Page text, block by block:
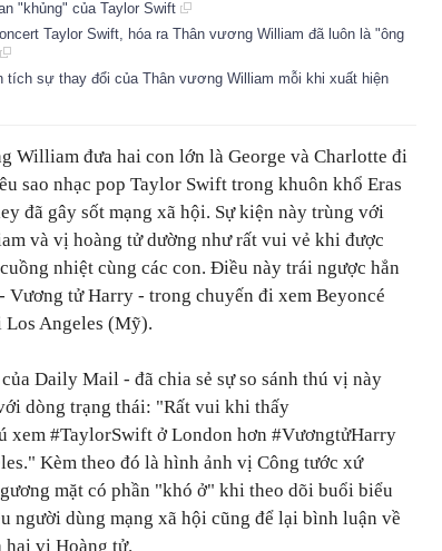
"khủng" của Taylor Swift
Taylor Swift, hóa ra Thân vương William đã luôn là "ông
tích sự thay đổi của Thân vương William mỗi khi xuất hiện
William đưa hai con lớn là George và Charlotte đi
sao nhạc pop Taylor Swift trong khuôn khổ Eras
đã gây sốt mạng xã hội. Sự kiện này trùng với
và vị hoàng tử dường như rất vui vẻ khi được
nhiệt cùng các con. Điều này trái ngược hẳn
Vương tử Harry - trong chuyến đi xem Beyoncé
Los Angeles (Mỹ).
Daily Mail - đã chia sẻ sự so sánh thú vị này
dòng trạng thái: "Rất vui khi thấy
xem #TaylorSwift ở London hơn #VươngtửHarry
Kèm theo đó là hình ảnh vị Công tước xứ
mặt có phần "khó ở" khi theo dõi buổi biểu
người dùng mạng xã hội cũng để lại bình luận về
hai vị Hoàng tử.